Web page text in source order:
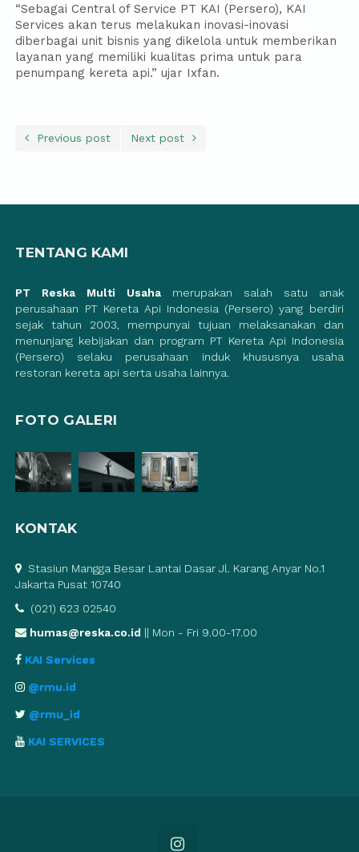
“Sebagai Central of Service PT KAI (Persero), KAI
Services akan terus melakukan inovasi-inovasi
diberbagai unit bisnis yang dikelola untuk memberikan
layanan yang memiliki kualitas prima untuk para
penumpang kereta api.” ujar Ixfan.
Previous post Next post
TENTANG KAMI
PT Reska Multi Usaha merupakan salah satu anak
perusahaan PT Kereta Api Indonesia (Persero) yang berdiri
sejak tahun 2003, mempunyai tujuan melaksanakan dan
menunjang kebijakan dan program PT Kereta Api Indonesia
(Persero) selaku perusahaan induk khususnya usaha
restoran kereta api serta usaha lainnya.
FOTO GALERI
KONTAK
Stasiun Mangga Besar Lantai Dasar Jl. Karang Anyar No.1
Jakarta Pusat 10740
(021) 623 02540
humas@reska.co.id || Mon - Fri 9.00-17.00
KAI Services
@rmu.id
@rmu_id
KAI SERVICES